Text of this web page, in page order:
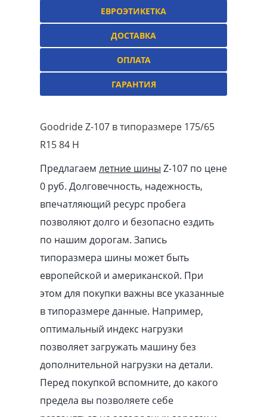
ЕВРОЭТИКЕТКА
ДОСТАВКА
ОПЛАТА
ГАРАНТИЯ
Goodride Z-107 в типоразмере 175/65
R15 84 H
Предлагаем летние шины Z-107 по цене
0 руб. Долговечность, надежность,
впечатляющий ресурс пробега
позволяют долго и безопасно ездить
по нашим дорогам. Запись
типоразмера шины может быть
европейской и американской. При
этом для покупки важны все указанные
в типоразмере данные. Например,
оптимальный индекс нагрузки
позволяет загружать машину без
дополнительной нагрузки на детали.
Перед покупкой вспомните, до какого
предела вы позволяете себе